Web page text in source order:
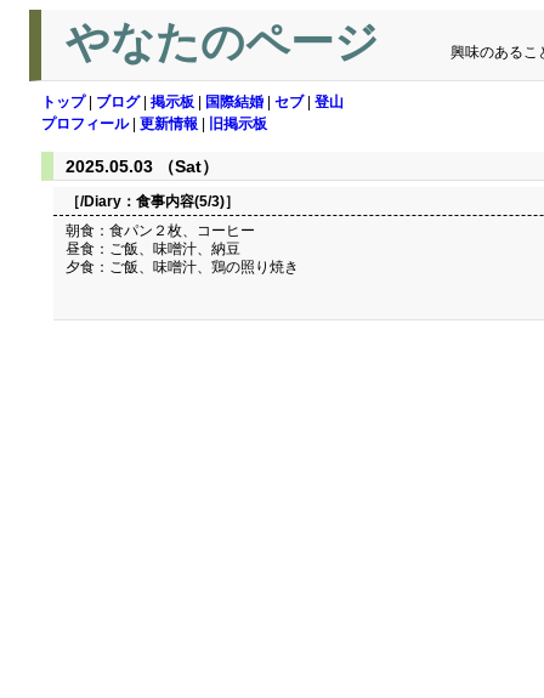
やなたのページ 興味のあるこ
トップ| ブログ| 掲示板 国際結婚 セブ| 登山
プロフィール| 更新情報 旧掲示板
2025.05.03 （Sat）
［/Diary： 食事内容(5/3)］
朝食：食パン２枚、コーヒー
昼食：ご飯、味噌汁、納豆
夕食：ご飯、味噌汁、鶏の照り焼き